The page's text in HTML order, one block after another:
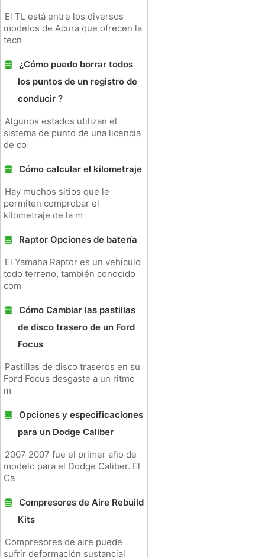
El TL está entre los diversos
modelos de Acura que ofrecen la
tecn
¿Cómo puedo borrar todos
los puntos de un registro de
conducir ?
Algunos estados utilizan el
sistema de punto de una licencia
de co
Cómo calcular el kilometraje
Hay muchos sitios que le
permiten comprobar el
kilometraje de la m
Raptor Opciones de batería
El Yamaha Raptor es un vehículo
todo terreno, también conocido
com
Cómo Cambiar las pastillas
de disco trasero de un Ford
Focus
Pastillas de disco traseros en su
Ford Focus desgaste a un ritmo
m
Opciones y especificaciones
para un Dodge Caliber
2007 2007 fue el primer año de
modelo para el Dodge Caliber. El
Ca
Compresores de Aire Rebuild
Kits
Compresores de aire puede
sufrir deformación sustancial